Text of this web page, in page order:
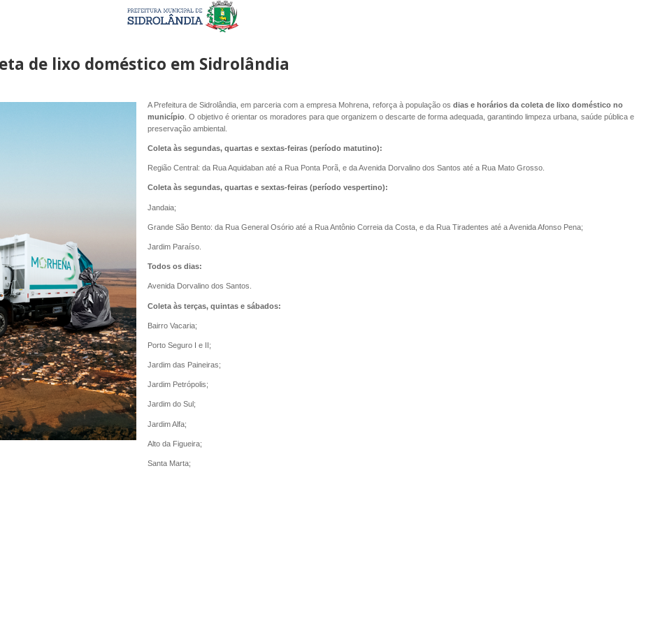
de lixo doméstico em Sidrolândia
A Prefeitura de Sidrolândia, em parceria com a empresa Mohrena, reforça à população os dias e horários da coleta de lixo doméstico no
município. O objetivo é orientar os moradores para que organizem o descarte de forma adequada, garantindo limpeza urbana, saúde pública e
preservação ambiental.
Coleta às segundas, quartas e sextas-feiras (período matutino):
Região Central: da Rua Aquidaban até a Rua Ponta Porã, e da Avenida Dorvalino dos Santos até a Rua Mato Grosso.
Coleta às segundas, quartas e sextas-feiras (período vespertino):
Jandaia;
Grande São Bento: da Rua General Osório até a Rua Antônio Correia da Costa, e da Rua Tiradentes até a Avenida Afonso Pena;
Jardim Paraíso.
Todos os dias:
Avenida Dorvalino dos Santos.
Coleta às terças, quintas e sábados:
Bairro Vacaria;
Porto Seguro I e II;
Jardim das Paineiras;
Jardim Petrópolis;
Jardim do Sul;
Jardim Alfa;
Alto da Figueira;
Santa Marta;